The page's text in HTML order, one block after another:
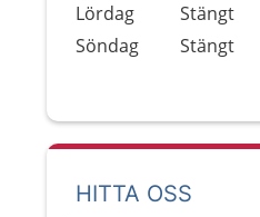
Lördag
Stängt
Söndag
Stängt
HITTA OSS